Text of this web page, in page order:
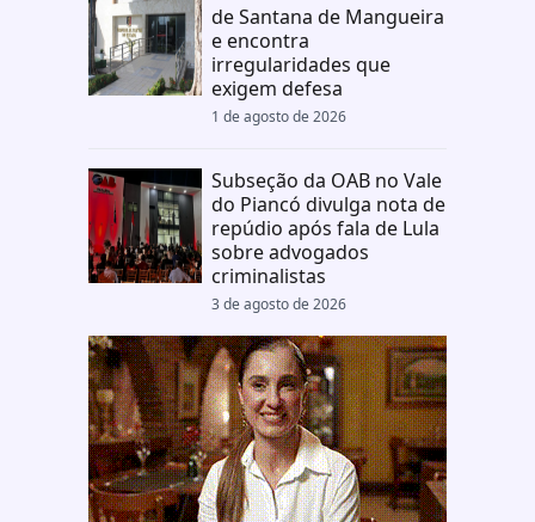
de Santana de Mangueira
e encontra
irregularidades que
exigem defesa
1 de agosto de 2026
Subseção da OAB no Vale
do Piancó divulga nota de
repúdio após fala de Lula
sobre advogados
criminalistas
3 de agosto de 2026